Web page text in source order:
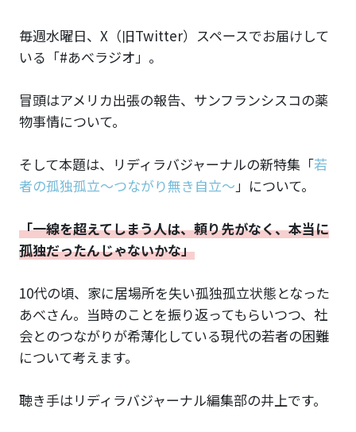
毎週水曜日、X（旧Twitter）スペースでお届けして
いる「#あべラジオ」。
冒頭はアメリカ出張の報告、サンフランシスコの薬
物事情について。
そして本題は、リディラバジャーナルの新特集「若
者の孤独孤立〜つながり無き自立〜」について。
「一線を超えてしまう人は、頼り先がなく、本当に
孤独だったんじゃないかな」
10代の頃、家に居場所を失い孤独孤立状態となった
あべさん。当時のことを振り返ってもらいつつ、社
会とのつながりが希薄化している現代の若者の困難
について考えます。
聴き手はリディラバジャーナル編集部の井上です。